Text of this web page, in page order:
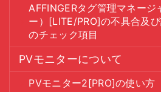
AFFINGERタグ管理マネージ
ー）[LITE/PRO]の不具合及
のチェック項目
PVモニターについて
PVモニター2[PRO]の使い方